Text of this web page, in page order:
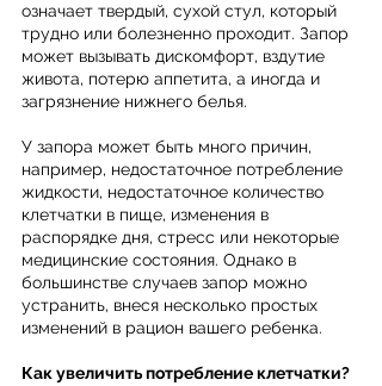
означает твердый, сухой стул, который
трудно или болезненно проходит. Запор
может вызывать дискомфорт, вздутие
живота, потерю аппетита, а иногда и
загрязнение нижнего белья.
У запора может быть много причин,
например, недостаточное потребление
жидкости, недостаточное количество
клетчатки в пище, изменения в
распорядке дня, стресс или некоторые
медицинские состояния. Однако в
большинстве случаев запор можно
устранить, внеся несколько простых
изменений в рацион вашего ребенка.
Как увеличить потребление клетчатки?